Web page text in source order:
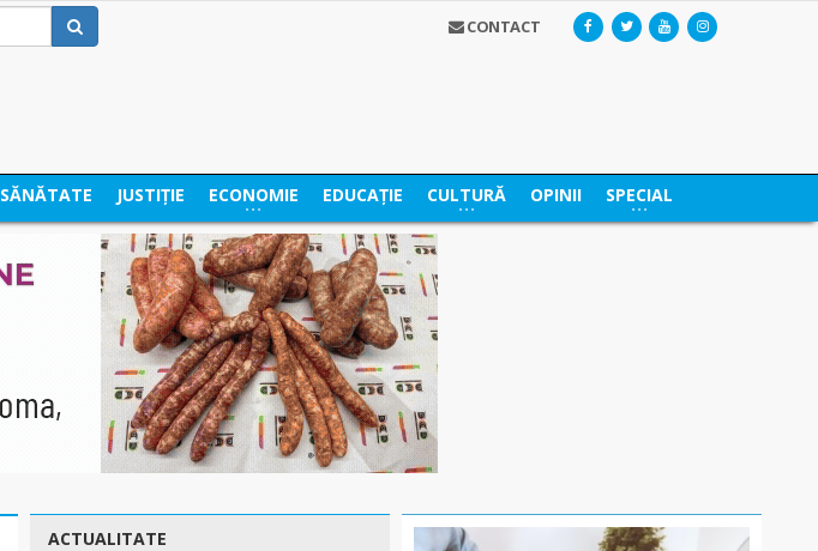
CONTACT
SĂNĂTATE JUSTIȚIE ECONOMIE EDUCAȚIE CULTURĂ OPINII SPECIAL
ACTUALITATE